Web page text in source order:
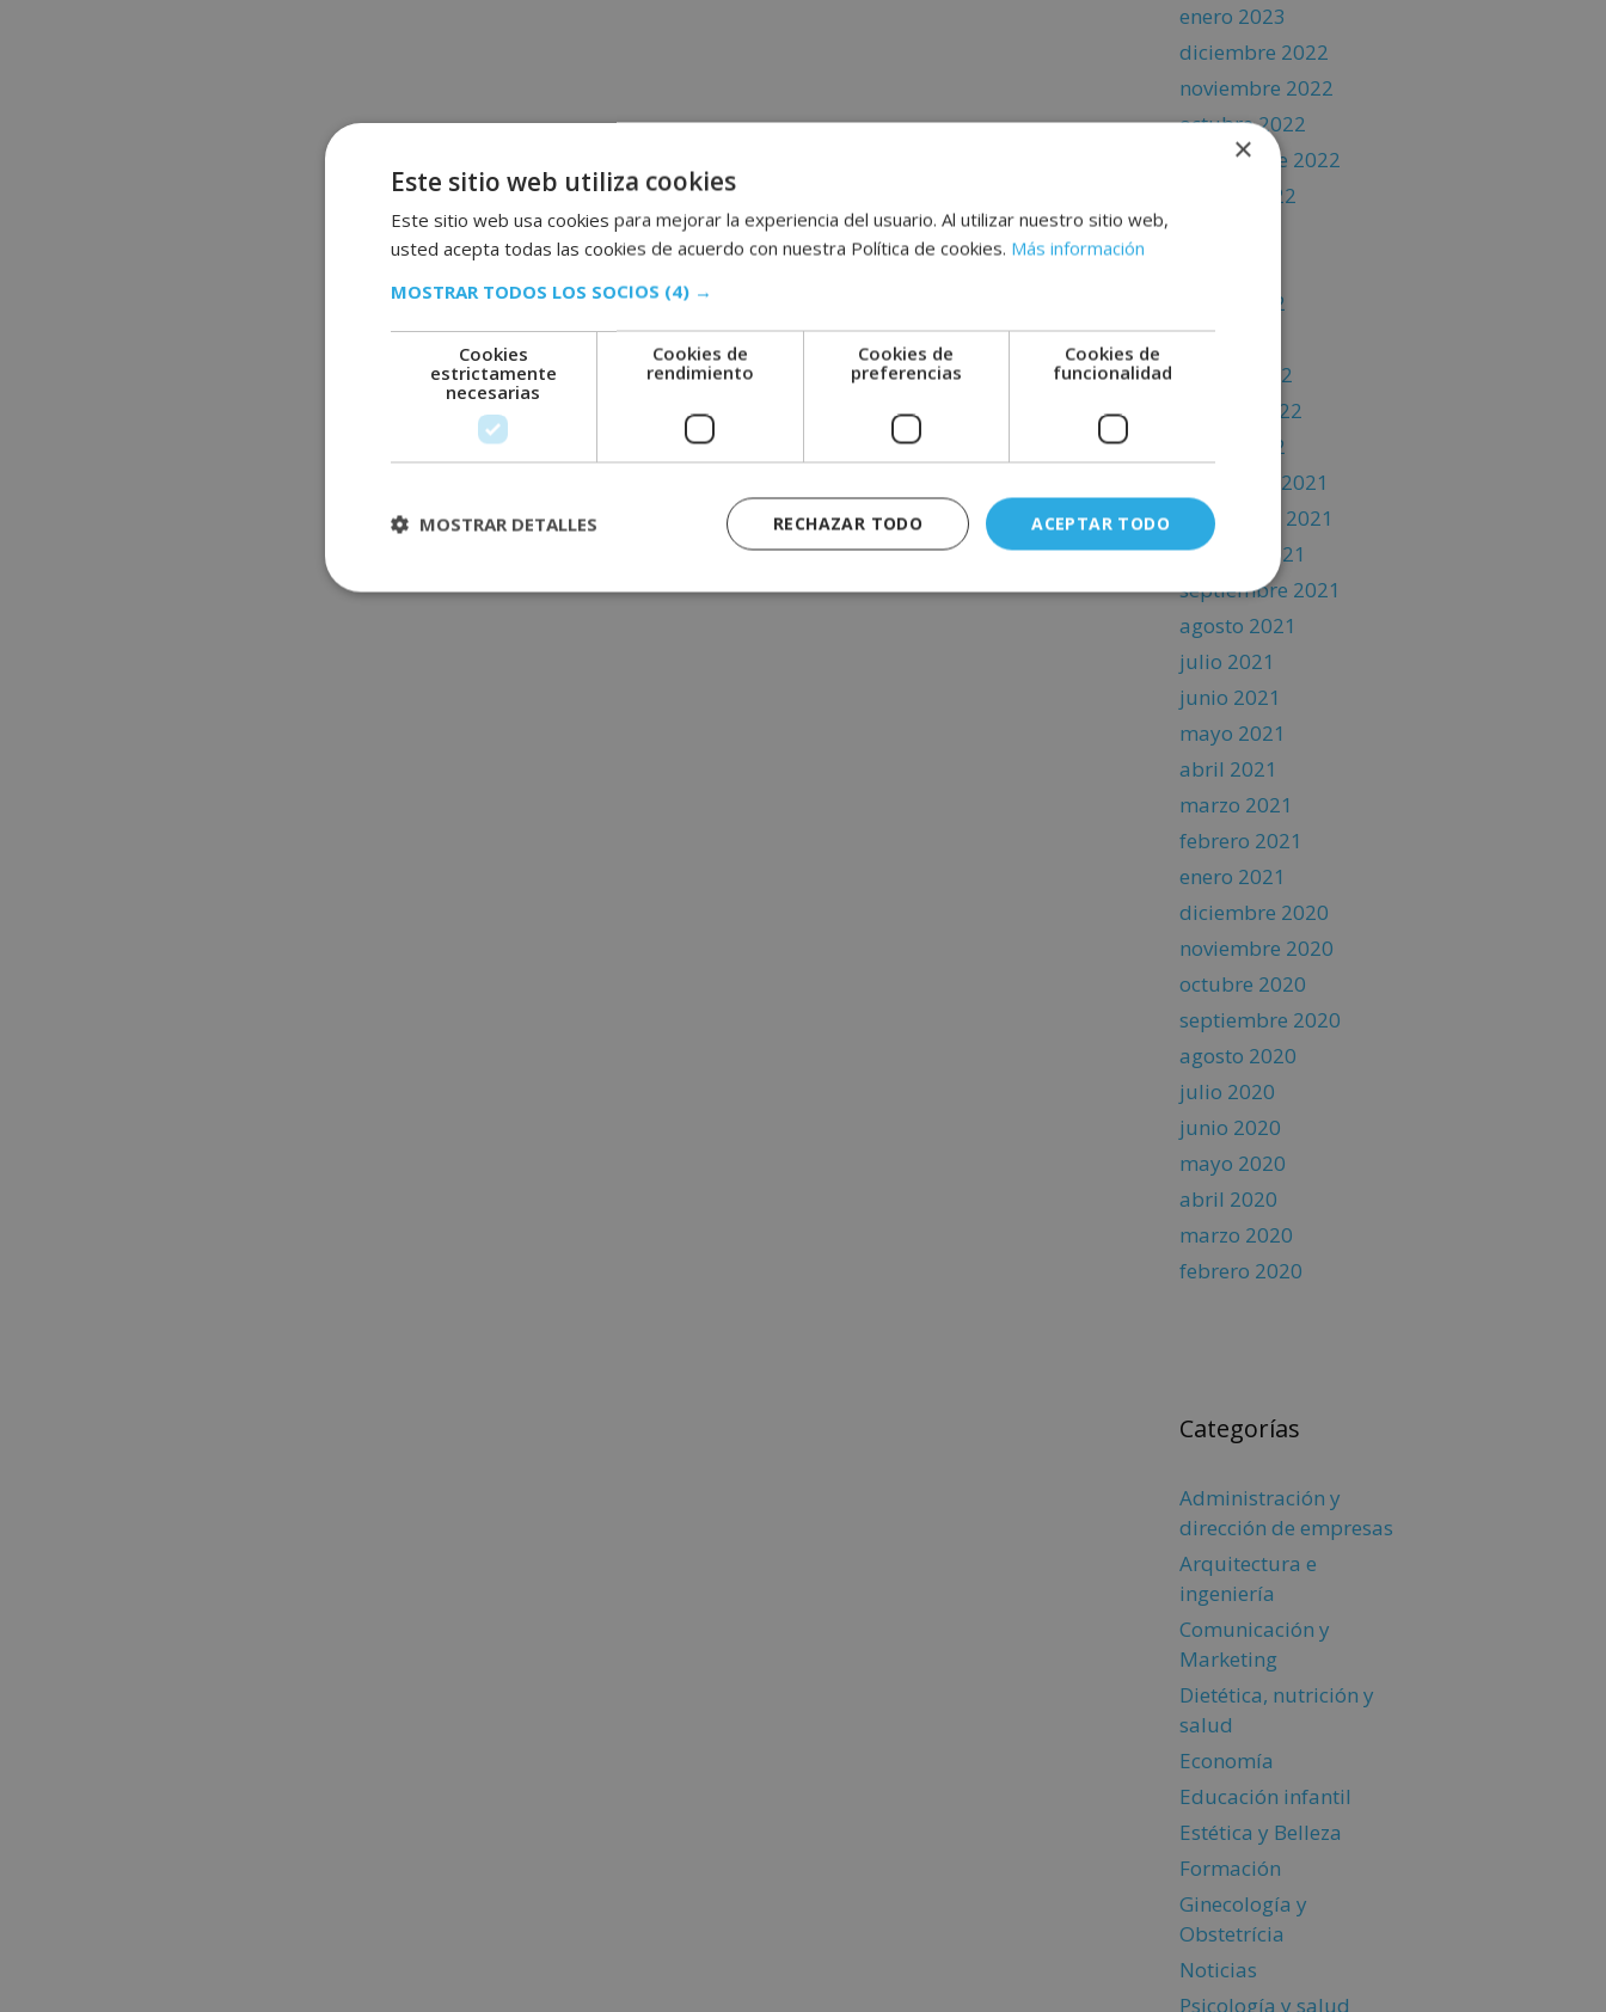
enero 2023
diciembre 2022
noviembre 2022
octubre 2022
septiembre 2022
agosto 2022
mayo 2022
abril 2022
marzo 2022
febrero 2022
enero 2022
diciembre 2021
noviembre 2021
octubre 2021
septiembre 2021
agosto 2021
julio 2021
junio 2021
mayo 2021
abril 2021
marzo 2021
febrero 2021
enero 2021
diciembre 2020
noviembre 2020
octubre 2020
septiembre 2020
agosto 2020
julio 2020
junio 2020
mayo 2020
abril 2020
marzo 2020
febrero 2020
Categorías
Administración y
dirección de empresas
Arquitectura e
ingeniería
Comunicación y
Marketing
Dietética, nutrición y
salud
Economía
Educación infantil
Estética y Belleza
Formación
Ginecología y
Obstetrícia
Noticias
Psicología y salud
×
Este sitio web utiliza cookies
Este sitio web usa cookies para mejorar la experiencia del usuario. Al utilizar nuestro sitio web,
usted acepta todas las cookies de acuerdo con nuestra Política de cookies. Más información
MOSTRAR TODOS LOS SOCIOS (4) →
Cookies
estrictamente
necesarias
Cookies de
rendimiento
Cookies de
preferencias
Cookies de
funcionalidad
ACEPTAR TODO
RECHAZAR TODO
MOSTRAR DETALLES